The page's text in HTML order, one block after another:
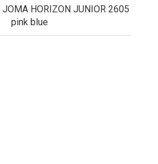
HORIZON JUNIOR 2605
pink blue